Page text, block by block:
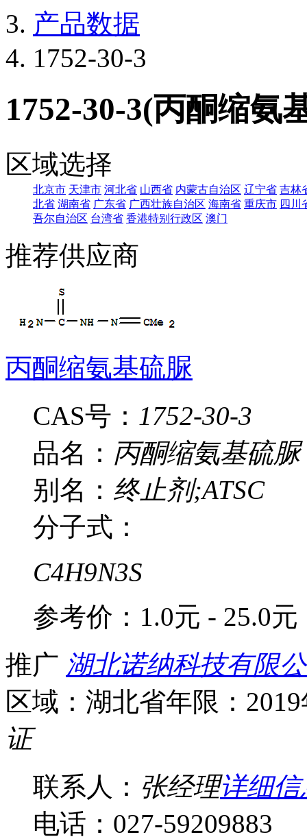
产品数据
1752-30-3
1752-30-3(丙酮缩氨
区域选择
北京市 天津市 河北省 山西省 内蒙古自治区 辽宁省 吉林
北省 湖南省 广东省 广西壮族自治区 海南省 重庆市 四川
吾尔自治区 台湾省 香港特别行政区 澳门
推荐供应商
丙酮缩氨基硫脲
CAS号： 1752-30-3
品名： 丙酮缩氨基硫脲
别名： 终止剂;ATSC
分子式：
C4H9N3S
参考价： 1.0元 - 25.0元
推广 湖北诺纳科技有限
区域：湖北省年限：
证
联系人： 张经理详细信
电话：027-59209883